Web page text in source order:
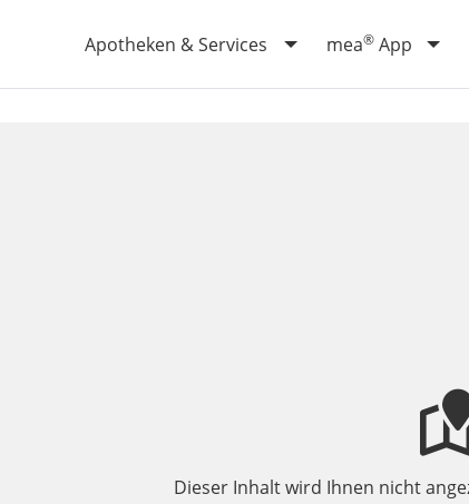
Apotheken & Services mea® App
Dieser Inhalt wird Ihnen nicht